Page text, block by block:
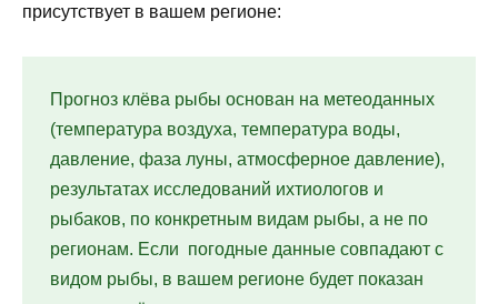
присутствует в вашем регионе:
Прогноз клёва рыбы основан на метеоданных
(температура воздуха, температура воды,
давление, фаза луны, атмосферное давление),
результатах исследований ихтиологов и
рыбаков, по конкретным видам рыбы, а не по
регионам. Если погодные данные совпадают с
видом рыбы, в вашем регионе будет показан